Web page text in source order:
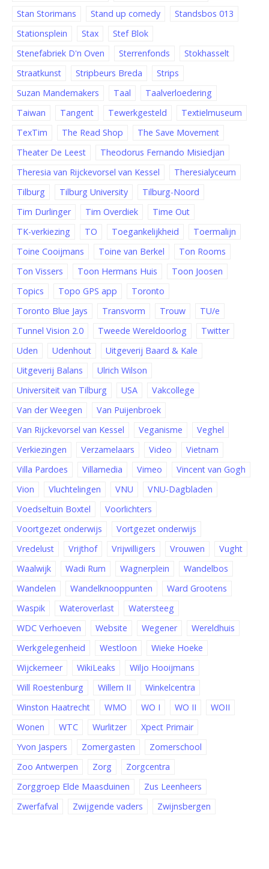
Stan Storimans
Stand up comedy
Standsbos 013
Stationsplein
Stax
Stef Blok
Stenefabriek D'n Oven
Sterrenfonds
Stokhasselt
Straatkunst
Stripbeurs Breda
Strips
Suzan Mandemakers
Taal
Taalverloedering
Taiwan
Tangent Tewerkgesteld
Textielmuseum
TexTim
The Read Shop
The Save Movement
Theater De Leest
Theodorus Fernando Misiedjan
Theresia van Rijckevorsel van Kessel
Theresialyceum
Tilburg
Tilburg University
Tilburg-Noord
Tim Durlinger
Tim Overdiek
Time Out
TK-verkiezing
TO Toegankelijkheid
Toermalijn
Toine Cooijmans
Toine van Berkel
Ton Rooms
Ton Vissers
Toon Hermans Huis
Toon Joosen
Topics
Topo GPS app
Toronto
Toronto Blue Jays
Transvorm Trouw
TU/e
Tunnel Vision 2.0
Tweede Wereldoorlog
Twitter
Uden
Udenhout
Uitgeverij Baard & Kale
Uitgeverij Balans
Ulrich Wilson
Universiteit van Tilburg
USA
Vakcollege
Van der Weegen
Van Puijenbroek
Van Rijckevorsel van Kessel
Veganisme
Veghel
Verkiezingen
Verzamelaars Video
Vietnam
Villa Pardoes
Villamedia Vimeo
Vincent van Gogh
Vion
Vluchtelingen VNU
VNU-Dagbladen
Voedseltuin Boxtel
Voorlichters
Voortgezet onderwijs
Vortgezet onderwijs
Vredelust
Vrijthof Vrijwilligers Vrouwen
Vught
Waalwijk
Wadi Rum Wagnerplein
Wandelbos
Wandelen
Wandelknooppunten
Ward Grootens
Waspik
Wateroverlast
Watersteeg
WDC Verhoeven
Website Wegener
Wereldhuis
Werkgelegenheid
Westloon
Wieke Hoeke
Wijckemeer
WikiLeaks
Wiljo Hooijmans
Will Roestenburg
Willem II
Winkelcentra
Winston Haatrecht
WMO WO I WO II
WOII
Wonen
WTC Wurlitzer
Xpect Primair
Yvon Jaspers
Zomergasten
Zomerschool
Zoo Antwerpen
Zorg
Zorgcentra
Zorggroep Elde Maasduinen
Zus Leenheers
Zwerfafval
Zwijgende vaders Zwijnsbergen